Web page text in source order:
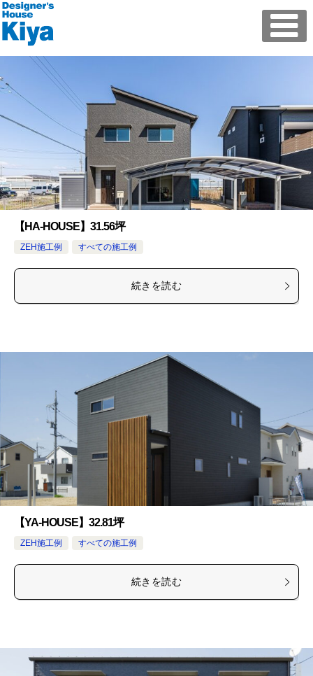
【HA-HOUSE】31.56坪
ZEH施工例 すべての施工例
続きを読む
【YA-HOUSE】32.81坪
ZEH施工例 すべての施工例
続きを読む